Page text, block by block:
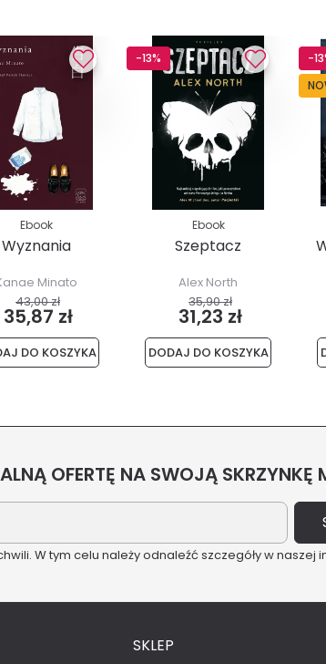
Ebook
Wyznania
Minato
43,00 zł
35,87 zł
DO KOSZYKA
-13%
Ebook
Szeptacz
Alex North
35,90 zł
31,23 zł
DODAJ DO KOSZYKA
-
OFERTĘ NA SWOJĄ SKRZYNKĘ
W tym celu należy odnaleźć szczegóły w naszej
SKLEP